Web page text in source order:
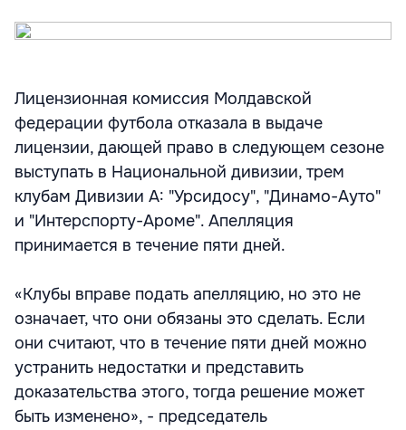
Лицензионная комиссия Молдавской
федерации футбола отказала в выдаче
лицензии, дающей право в следующем сезоне
выступать в Национальной дивизии, трем
клубам Дивизии А: "Урсидосу", "Динамо-Ауто"
и "Интерспорту-Ароме". Апелляция
принимается в течение пяти дней.
«Клубы вправе подать апелляцию, но это не
означает, что они обязаны это сделать. Если
они считают, что в течение пяти дней можно
устранить недостатки и представить
доказательства этого, тогда решение может
быть изменено», - председатель